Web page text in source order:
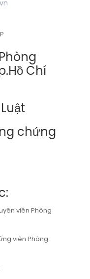
Chí
chứng
viên Phòng
viên Phòng